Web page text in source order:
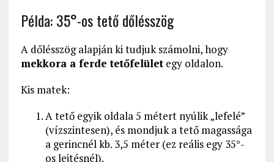
Példa: 35°-os tető dőlésszög
A dőlésszög alapján ki tudjuk számolni, hogy
mekkora a ferde tetőfelületegy oldalon.
Kis matek:
A tető egyik oldala 5 métert nyúlik „lefelé”
(vízszintesen), és mondjuk a tető magassága
a gerincnél kb. 3,5 méter (ez reális egy 35°-
os lejtésnél).